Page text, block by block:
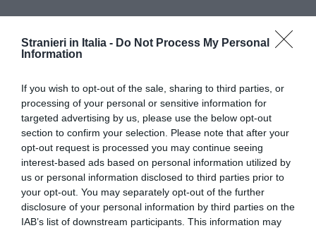
Stranieri in Italia - Do Not Process My Personal
Information
If you wish to opt-out of the sale, sharing to third parties, or
processing of your personal or sensitive information for
targeted advertising by us, please use the below opt-out
section to confirm your selection. Please note that after your
opt-out request is processed you may continue seeing
interest-based ads based on personal information utilized by
us or personal information disclosed to third parties prior to
your opt-out. You may separately opt-out of the further
disclosure of your personal information by third parties on the
IAB’s list of downstream participants. This information may
Precedentemente un test simile veniva richiesta
solo da due regioni su 16, il Baden-Wuerttemberg
e l’Assia.